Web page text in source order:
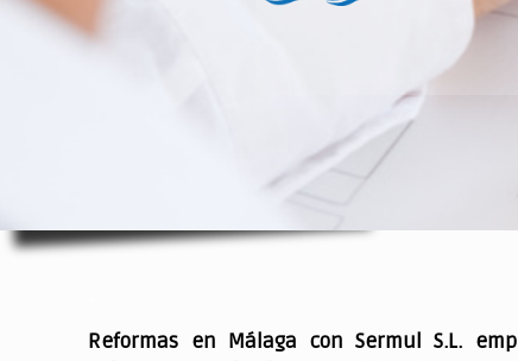
Reformas en Málaga con Sermul S.L.